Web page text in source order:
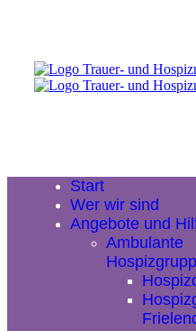
Start
Wer wir sind
Angebote und
Ambulante